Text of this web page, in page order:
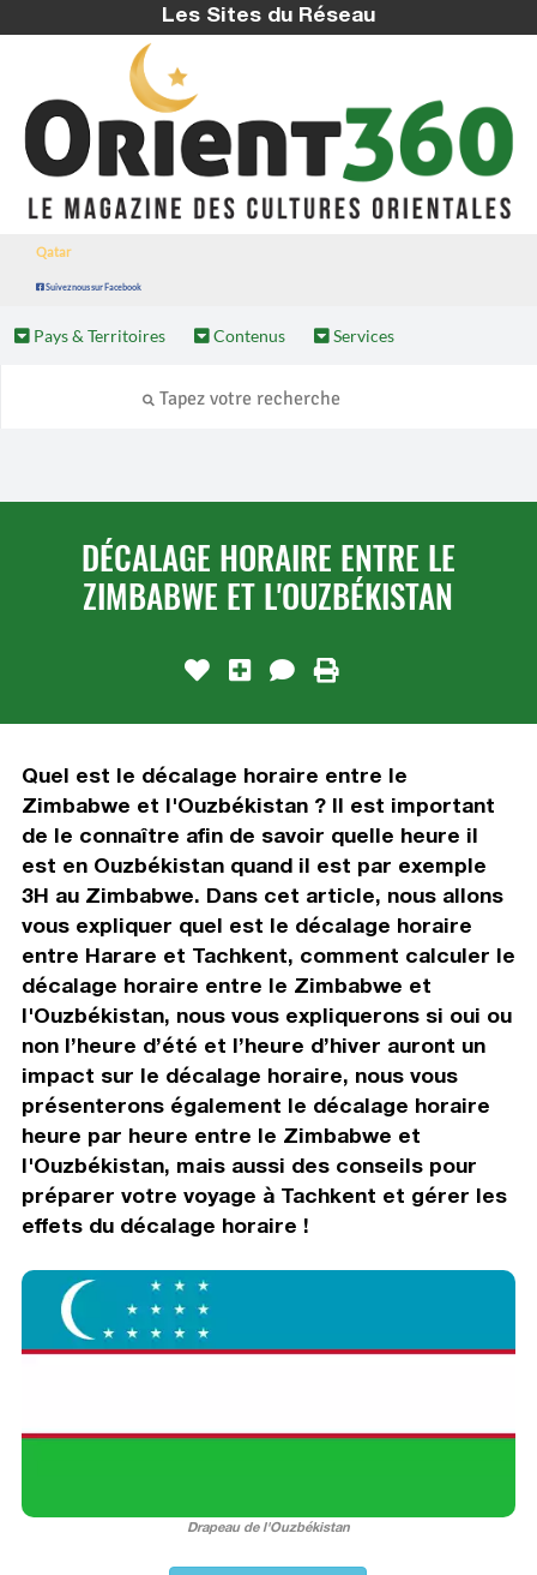
Les Sites du Réseau
Qatar
Suivez nous sur Facebook
Pays & Territoires Contenus Services
DÉCALAGE HORAIRE ENTRE LE
ZIMBABWE ET L'OUZBÉKISTAN
Quel est le décalage horaire entre le
Zimbabwe et l'Ouzbékistan ? Il est important
de le connaître afin de savoir quelle heure il
est en Ouzbékistan quand il est par exemple
3H au Zimbabwe. Dans cet article, nous allons
vous expliquer quel est le décalage horaire
entre Harare et Tachkent, comment calculer le
décalage horaire entre le Zimbabwe et
l'Ouzbékistan, nous vous expliquerons si oui ou
non l’heure d’été et l’heure d’hiver auront un
impact sur le décalage horaire, nous vous
présenterons également le décalage horaire
heure par heure entre le Zimbabwe et
l'Ouzbékistan, mais aussi des conseils pour
préparer votre voyage à Tachkent et gérer les
effets du décalage horaire !
Drapeau de l'Ouzbékistan